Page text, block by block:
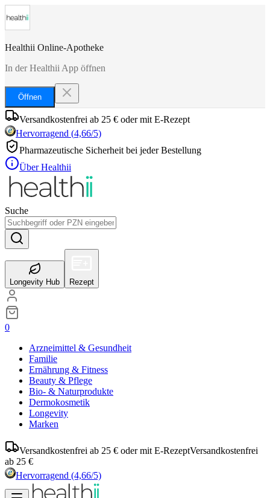
Healthii Online-Apotheke
In der Healthii App öffnen
Öffnen
Versandkostenfrei ab 25 € oder mit E-Rezept
Hervorragend (4,66/5)
Pharmazeutische Sicherheit bei jeder Bestellung
Über Healthii
Suche
Longevity Hub Rezept
0
Arzneimittel & Gesundheit
Familie
Ernährung & Fitness
Beauty & Pflege
Bio- & Naturprodukte
Dermokosmetik
Longevity
Marken
Versandkostenfrei ab 25 € oder mit E-RezeptVersandkostenfrei
ab 25 €
Hervorragend (4,66/5)